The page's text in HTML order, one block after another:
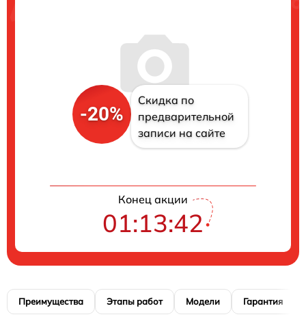
-20%
Скидка по
предварительной
записи на сайте
Конец акции
01:13:41
Преимущества Этапы работ Модели Гарантия